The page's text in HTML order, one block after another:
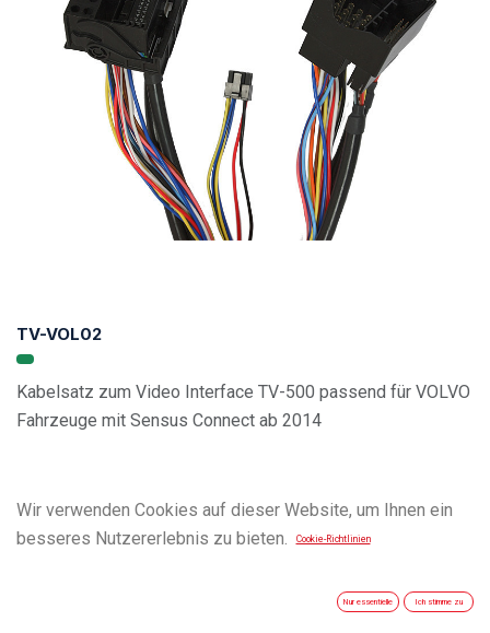
TV-VOL02
Kabelsatz zum Video Interface TV-500 passend für VOLVO
Fahrzeuge mit Sensus Connect ab 2014
Wir verwenden Cookies auf dieser Website, um Ihnen ein
besseres Nutzererlebnis zu bieten.
Cookie-Richtlinien
Nur essentielle Ich stimme zu